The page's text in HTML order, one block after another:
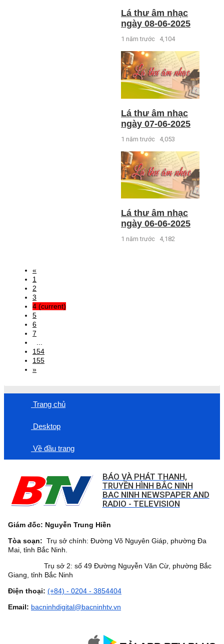
Lá thư âm nhạc
ngày 08-06-2025
1 năm trước 4,104
Lá thư âm nhạc
ngày 07-06-2025
1 năm trước 4,053
Lá thư âm nhạc
ngày 06-06-2025
1 năm trước 4,182
«
1
2
3
4 (current)
5
6
7
154
155
»
Trang chủ
Desktop
Về đầu trang
BÁO VÀ PHÁT THANH,
TRUYỀN HÌNH BẮC NINH
BAC NINH NEWSPAPER AND
RADIO - TELEVISION
Giám đốc: Nguyễn Trung Hiền
Tòa soạn: Trụ sở chính: Đường Võ Nguyên Giáp, phường Đa
Mai, tỉnh Bắc Ninh.
Trụ sở 2: số 49 Đường Nguyễn Văn Cừ, phường Bắc
Giang, tỉnh Bắc Ninh
Điện thoại: (+84) - 0204 - 3854404
Email: bacninhdigital@bacninhtv.vn